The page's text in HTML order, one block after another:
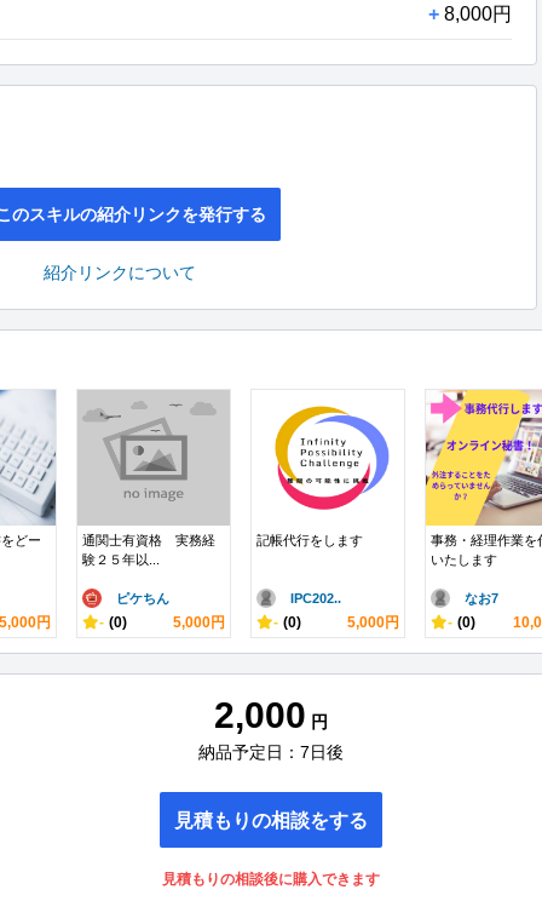
+ 8,000円
のスキルの紹介リンクを発行する
紹介リンクについて
どー
5,000円
通関士有資格 実務経
験２５年以...
ピケちん
- (0) 5,000円
記帳代行をします
IPC202..
- (0) 5,000円
事務・経理作業を
いたします
なお7
- (0)
2,000 円
納品予定日：7日後
見積もりの相談をする
見積もりの相談後に購入できます